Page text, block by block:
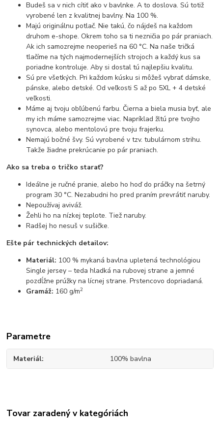
Budeš sa v nich cítiť ako v bavlnke. A to doslova. Sú totiž
vyrobené len z kvalitnej bavlny. Na 100 %.
Majú originálnu potlač. Nie takú, čo nájdeš na každom
druhom e-shope. Okrem toho sa ti nezničia po pár praniach.
Ak ich samozrejme neoperieš na 60 °C. Na naše tričká
tlačíme na tých najmodernejších strojoch a každý kus sa
poriadne kontroluje. Aby si dostal tú najlepšiu kvalitu.
Sú pre všetkých. Pri každom kúsku si môžeš vybrať dámske,
pánske, alebo detské. Od veľkosti S až po 5XL + 4 detské
veľkosti.
Máme aj tvoju obľúbenú farbu. Čierna a biela musia byť, ale
my ich máme samozrejme viac. Napríklad žltú pre tvojho
synovca, alebo mentolovú pre tvoju frajerku.
Nemajú bočné švy. Sú vyrobené v tzv. tubulárnom strihu.
Takže žiadne prekrúcanie po pár praniach.
Ako sa treba o tričko starať?
Ideálne je ručné pranie, alebo ho hoď do práčky na šetrný
program 30 °C. Nezabudni ho pred praním prevrátiť naruby.
Nepoužívaj aviváž.
Žehli ho na nízkej teplote. Tiež naruby.
Radšej ho nesuš v sušičke.
Ešte pár technických detailov:
Materiál: 100 % mykaná bavlna upletená technológiou
Single jersey – teda hladká na rubovej strane a jemné
pozdĺžne prúžky na lícnej strane. Prstencovo dopriadaná.
Gramáž: 160 g/m2
Parametre
Materiál 100% bavlna
Tovar zaradený v kategóriách